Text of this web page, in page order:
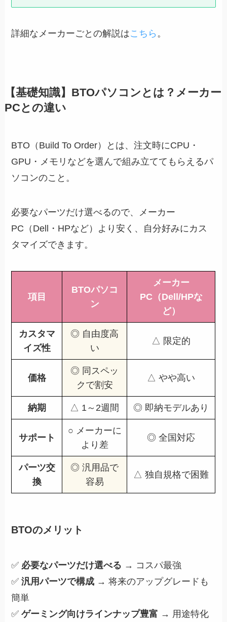
詳細なメーカーごとの解説はこちら 。
【基礎知識】BTOパソコンとは？メーカー
PCとの違い
BTO（Build To Order）とは、注文時にCPU・
GPU・メモリなどを選んで組み立ててもらえるパ
ソコンのこと。
必要なパーツだけ選べるので、メーカー
PC（Dell・HPなど）より安く、自分好みにカス
タマイズできます。
項目
BTOパソコ
ン
メーカー
PC（Dell/HPな
ど）
カスタマ
イズ性
◎ 自由度高
い
△ 限定的
価格
◎ 同スペッ
クで割安
△ やや高い
納期 △ 1～2週間 ◎ 即納モデルあり
サポート
○ メーカーに
より差
◎ 全国対応
パーツ交
換
◎ 汎用品で
容易
△ 独自規格で困難
BTOのメリット
✅ 必要なパーツだけ選べる → コスパ最強
✅汎用パーツで構成 → 将来のアップグレードも
簡単
✅ゲーミング向けラインナップ豊富 → 用途特化